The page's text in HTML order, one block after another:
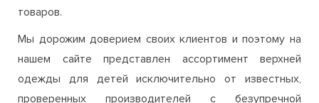
товаров.
Мы дорожим доверием своих клиентов и поэтому на
нашем сайте представлен ассортимент верхней
одежды для детей исключительно от известных,
проверенных производителей с безупречной